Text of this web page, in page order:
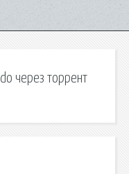
через торрент